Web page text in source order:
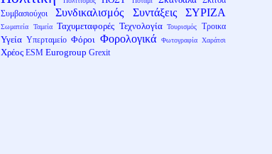
Συμβασιούχοι
Συνδικαλισμός Συντάξεις ΣΥΡΙΖΑ
Σωματεία Ταμεία Ταχυμεταφορές Τεχνολογία Τουρισμός Τροικα
Υγεία Υπερταμείο Φόροι Φορολογικά Φωτογραφία Χαράτσι
Χρέος ESM Eurogroup Grexit